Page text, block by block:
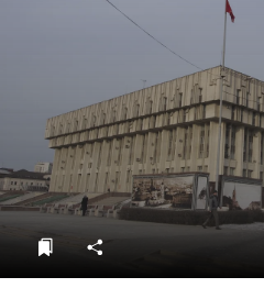
ДоброЦентр
Голодный шпион